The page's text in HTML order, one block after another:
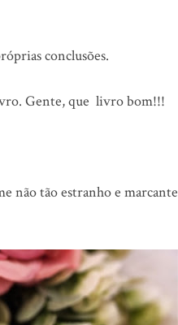
conclusões.
Gente, que livro bom!!!
não tão estranho e marcante